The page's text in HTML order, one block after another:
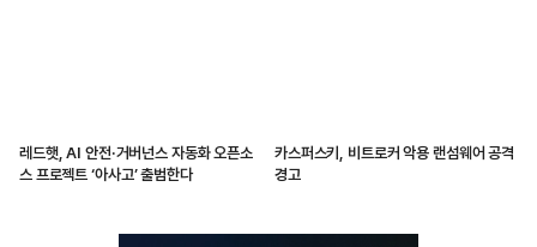
레드햇, AI 안전·거버넌스 자동화 오픈소
스 프로젝트 ‘아사고’ 출범한다
카스퍼스키, 비트로커 악용 랜섬웨어 공격
경고